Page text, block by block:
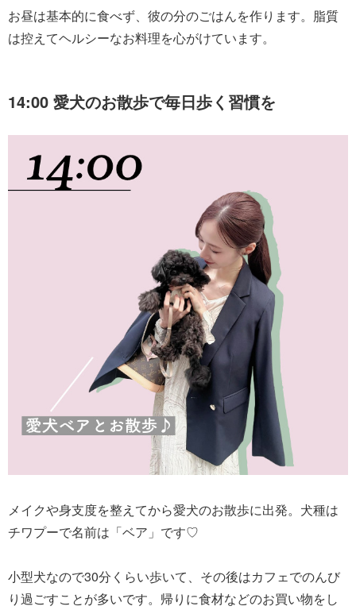
お昼は基本的に食べず、彼の分のごはんを作ります。脂質
は控えてヘルシーなお料理を心がけています。
14:00 愛犬のお散歩で毎日歩く習慣を
メイクや身支度を整えてから愛犬のお散歩に出発。犬種は
チワプーで名前は「ベア」です♡
小型犬なので30分くらい歩いて、その後はカフェでのんび
り過ごすことが多いです。帰りに食材などのお買い物をし